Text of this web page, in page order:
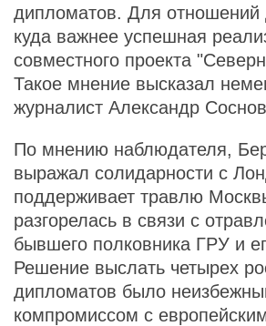
дипломатов. Для отношений
куда важнее успешная
совместного проекта
Такое мнение высказал
журналист Александр
По мнению наблюдателя,
выражал солидарности с
поддерживает травлю
разгорелась в связи с
бывшего полковника ГРУ и
Решение выслать четырех
дипломатов было
компромиссом с